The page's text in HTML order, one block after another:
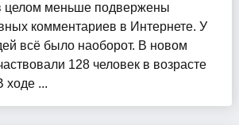
целом меньше подвержены
комментариев в Интернете. У
всё было наоборот. В новом
128 человек в возрасте
ходе ...